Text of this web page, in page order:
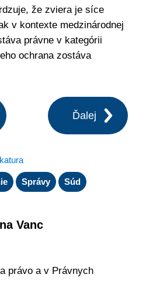
že zviera je síce
v kontexte medzinárodnej
právne v kategórii
ochrana zostáva
Ďalej
Správy Súd
Vanc
právo a v Právnych